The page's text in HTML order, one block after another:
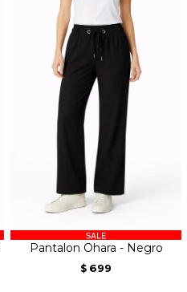
Pantalon Ohara - Negro
$ 699